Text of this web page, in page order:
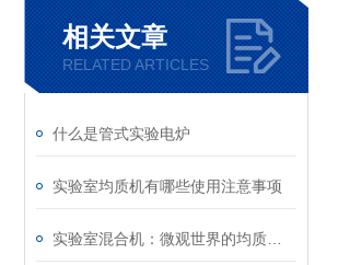
相关文章
RELATED ARTICLES
什么是管式实验电炉
实验室均质机有哪些使用注意事项